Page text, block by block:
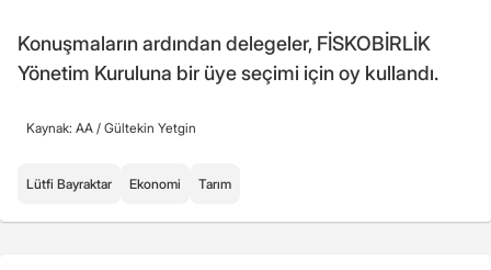
Konuşmaların ardından delegeler, FİSKOBİRLİK
Yönetim Kuruluna bir üye seçimi için oy kullandı.
Kaynak: AA / Gültekin Yetgin
Lütfi Bayraktar Ekonomi Tarım